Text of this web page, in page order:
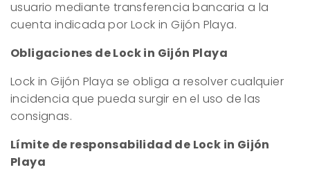
usuario mediante transferencia bancaria a la
cuenta indicada por Lock in Gijón Playa.
Obligaciones de Lock in Gijón Playa
Lock in Gijón Playa se obliga a resolver cualquier
incidencia que pueda surgir en el uso de las
consignas.
Límite de responsabilidad de Lock in Gijón
Playa